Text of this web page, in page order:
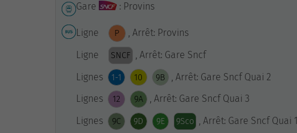
Gare : Provins
Ligne P
, Arrêt: Provins
Ligne
SNCF
, Arrêt: Gare Sncf
Lignes
1-1 10 9B
, Arrêt: Gare Sncf Quai 2
Lignes
12 9A
, Arrêt: Gare Sncf Quai 3
Lignes
9C 9D 9E 9Sco , Arrêt: Gare Sncf Quai 1